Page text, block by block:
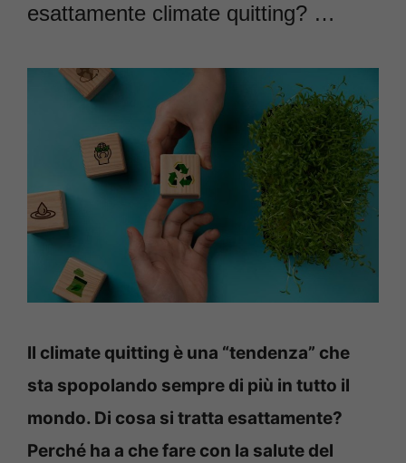
esattamente climate quitting? …
Il climate quitting è una “tendenza” che
sta spopolando sempre di più in tutto il
mondo. Di cosa si tratta esattamente?
Perché ha a che fare con la salute del